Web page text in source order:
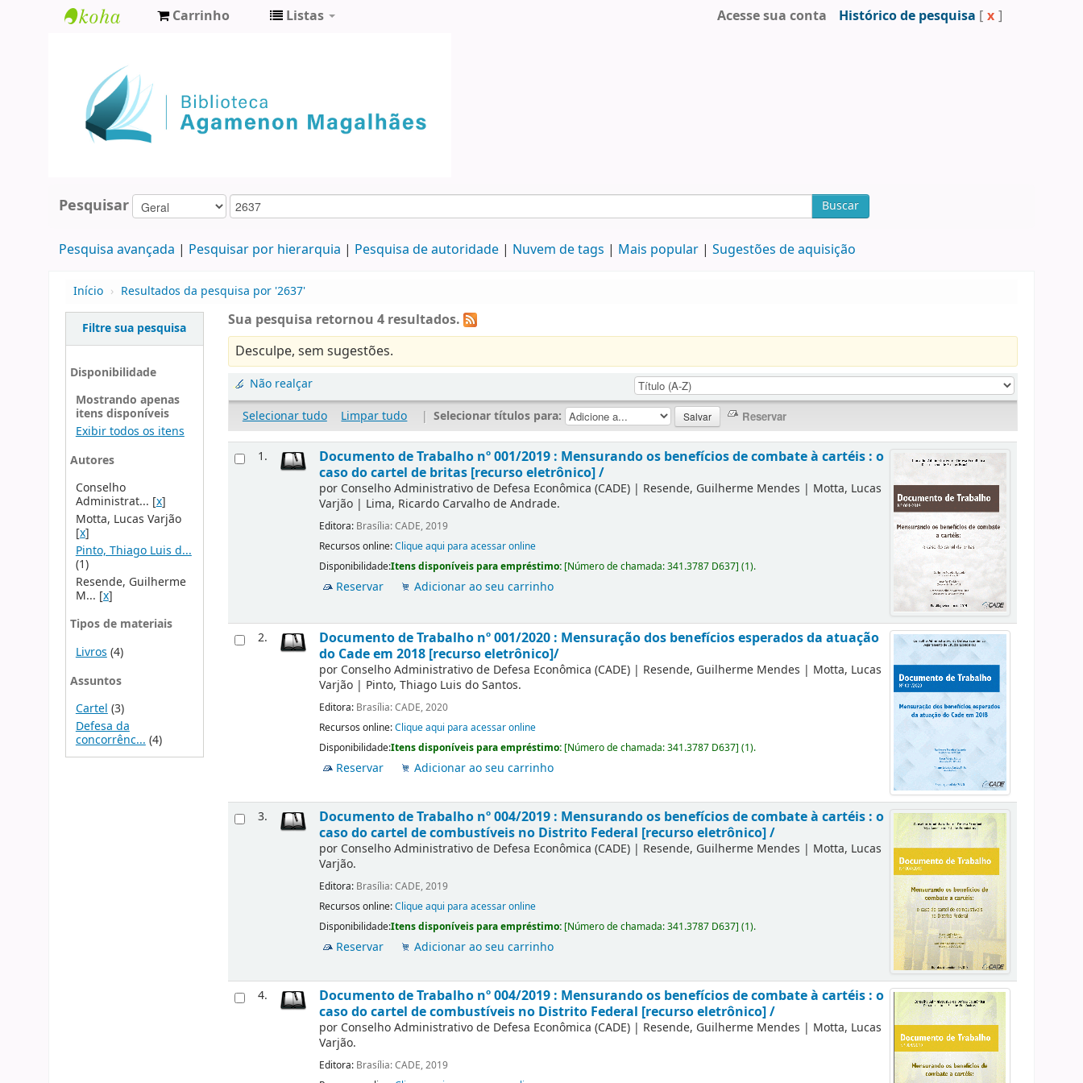
Agamenon
Magalhães
Carrinho Listas Acesse sua conta Histórico de pesquisa [ x ]
Pesquisar Buscar
Pesquisa avançada Pesquisar por hierarquia Pesquisa de autoridade Nuvem de tags Mais popular Sugestões de aquisição
Início › Resultados da pesquisa por '2637'
Filtre sua pesquisa
Disponibilidade
Mostrando apenas
itens disponíveis
Exibir todos os itens
Autores
Conselho
Administrat... [x]
Motta, Lucas Varjão
[x]
Pinto, Thiago Luis d...
(1)
Resende, Guilherme
M... [x]
Tipos de materiais
Livros (4)
Assuntos
Cartel(3)
Defesa da
concorrênc... (4)
Sua pesquisa retornou 4 resultados.
Desculpe, sem sugestões.
Não realçar
Selecionar tudo
Limpar tudo | Selecionar títulos para:
1.
Documento de Trabalho nº 001/2019 : Mensurando os benefícios de combate à cartéis : o
caso do cartel de britas [recurso eletrônico] /
por Conselho Administrativo de Defesa Econômica (CADE) | Resende, Guilherme Mendes | Motta, Lucas
Varjão | Lima, Ricardo Carvalho de Andrade.
Editora: Brasília: CADE, 2019
Recursos online:Clique aqui para acessar online
Disponibilidade:Itens disponíveis para empréstimo: [Número de chamada:341.3787 D637](1).
Reservar Adicionar ao seu carrinho
2.
Documento de Trabalho nº 001/2020 : Mensuração dos benefícios esperados da atuação
do Cade em 2018 [recurso eletrônico]/
por Conselho Administrativo de Defesa Econômica (CADE) | Resende, Guilherme Mendes | Motta, Lucas
Varjão | Pinto, Thiago Luis do Santos.
Editora: Brasília: CADE, 2020
Recursos online:Clique aqui para acessar online
Disponibilidade:Itens disponíveis para empréstimo: [Número de chamada:341.3787 D637](1).
Reservar Adicionar ao seu carrinho
3.
Documento de Trabalho nº 004/2019 : Mensurando os benefícios de combate à cartéis : o
caso do cartel de combustíveis no Distrito Federal [recurso eletrônico] /
por Conselho Administrativo de Defesa Econômica (CADE) | Resende, Guilherme Mendes | Motta, Lucas
Varjão.
Editora: Brasília: CADE, 2019
Recursos online:Clique aqui para acessar online
Disponibilidade:Itens disponíveis para empréstimo: [Número de chamada:341.3787 D637](1).
Reservar Adicionar ao seu carrinho
4.
Documento de Trabalho nº 004/2019 : Mensurando os benefícios de combate à cartéis : o
caso do cartel de combustíveis no Distrito Federal [recurso eletrônico] /
por Conselho Administrativo de Defesa Econômica (CADE) | Resende, Guilherme Mendes | Motta, Lucas
Varjão.
Editora: Brasília: CADE, 2019